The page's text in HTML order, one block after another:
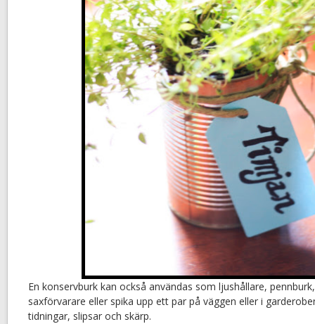
En konservburk kan också användas som ljushållare,
saxförvarare eller spika upp ett par på väggen eller i
tidningar, slipsar och skärp.